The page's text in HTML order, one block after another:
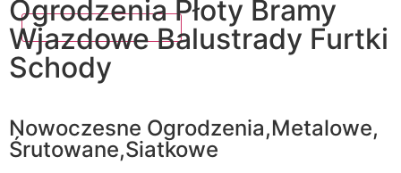
Ogrodzenia Płoty Bramy
Wjazdowe Balustrady Furtki
Schody
Nowoczesne Ogrodzenia,Metalowe,
Śrutowane,Siatkowe